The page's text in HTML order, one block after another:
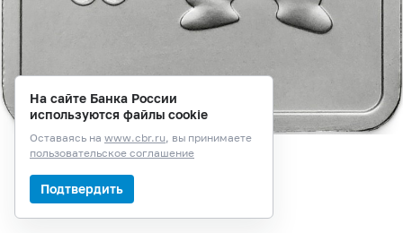
На сайте Банка России
используются файлы cookie
Оставаясь на www.cbr.ru, вы принимаете
пользовательское соглашение
Подтвердить